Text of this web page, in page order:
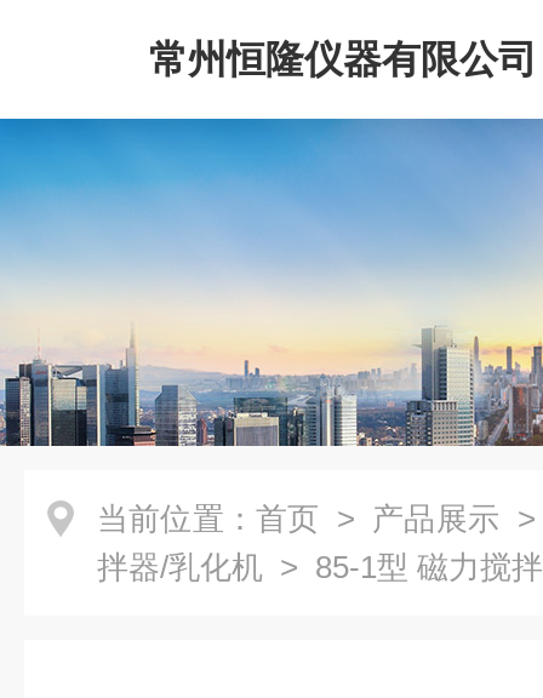
常州恒隆仪器有限公司
当前位置： 首页 > 产品展示
拌器/乳化机 > 85-1型 磁力搅